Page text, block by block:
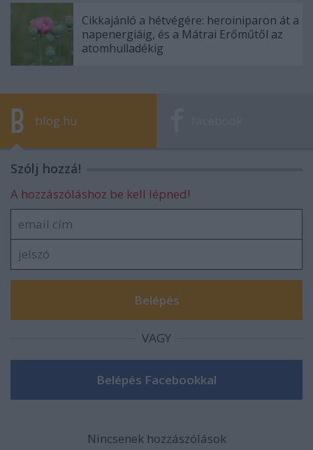
Cikkajánló a hétvégére: heroiniparon át a
napenergiáig, és a Mátrai Erőműtől az
atomhulladékig
blog.hu
Szólj hozzá!
A hozzászóláshoz be kell lépned!
VAGY
Nincsenek hozzászólások